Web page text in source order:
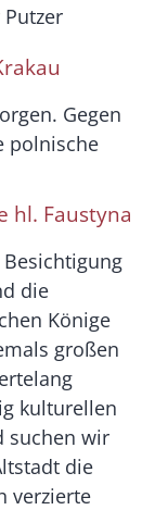
Gegen
polnische
hl. Faustyna
die
Könige
großen
kulturellen
suchen wir
die
verzierte